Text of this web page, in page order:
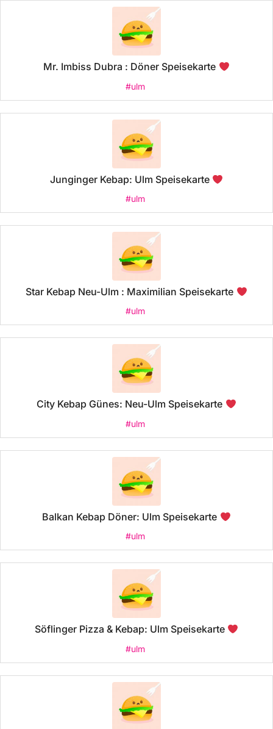
Mr. Imbiss Dubra : Döner Speisekarte
#ulm
Junginger Kebap: Ulm Speisekarte
#ulm
Star Kebap Neu-Ulm : Maximilian Speisekarte
#ulm
City Kebap Günes: Neu-Ulm Speisekarte
#ulm
Balkan Kebap Döner: Ulm Speisekarte
#ulm
Söflinger Pizza & Kebap: Ulm Speisekarte
#ulm